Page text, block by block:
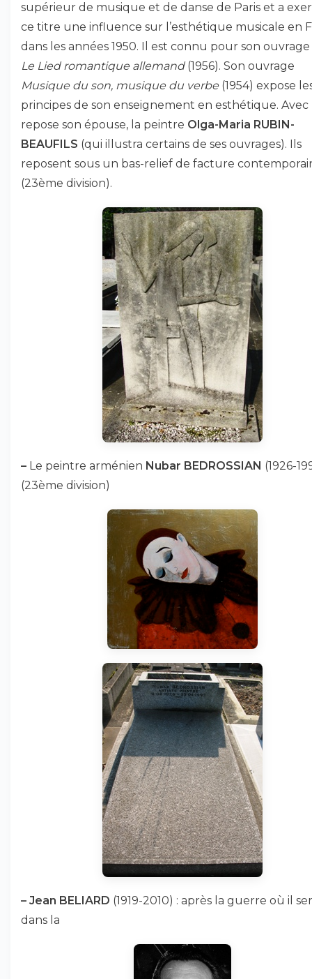
supérieur de musique et de danse de Paris et a
ce titre une influence sur l’esthétique musicale en
dans les années 1950. Il est connu pour son
Le Lied romantique allemand(1956). Son ouvrage
Musique du son, musique du verbe (1954) expose
principes de son enseignement en esthétique. Avec
repose son épouse, la peintre Olga-Maria RUBIN-
BEAUFILS (qui illustra certains de ses ouvrages). Ils
reposent sous un bas-relief de facture
(23ème division).
– Le peintre arménien Nubar BEDROSSIAN (1926-
(23ème division)
– Jean BELIARD (1919-2010) : après la guerre où il
dans la